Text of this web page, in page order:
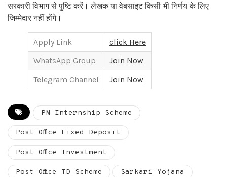
सरकारी विभाग से पुष्टि करें। लेखक या वेबसाइट किसी भी निर्णय के लिए
जिम्मेदार नहीं होंगे।
Apply Link
click Here
WhatsApp Group
Join Now
Telegram Channel
Join Now
PM Internship Scheme
Post Office Fixed Deposit
Post Office Investment
Post Office TD Scheme Sarkari Yojana